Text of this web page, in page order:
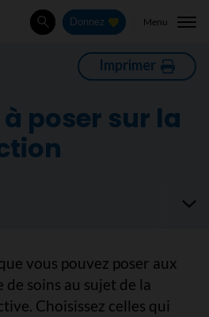
Rechercher
Donnez Menu
Imprimer
poser sur la
vous pouvez poser aux
de soins au sujet de la
Choisissez celles qui